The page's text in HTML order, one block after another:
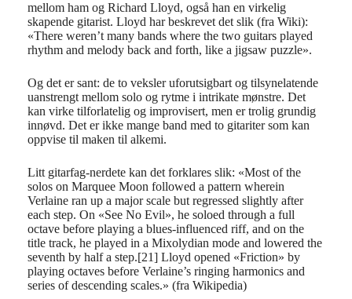
mellom ham og Richard Lloyd, også han en virkelig
skapende gitarist. Lloyd har beskrevet det slik (fra Wiki):
«There weren’t many bands where the two guitars played
rhythm and melody back and forth, like a jigsaw puzzle».
Og det er sant: de to veksler uforutsigbart og tilsynelatende
uanstrengt mellom solo og rytme i intrikate mønstre. Det
kan virke tilforlatelig og improvisert, men er trolig grundig
innøvd. Det er ikke mange band med to gitariter som kan
oppvise til maken til alkemi.
Litt gitarfag-nerdete kan det forklares slik: «Most of the
solos on Marquee Moon followed a pattern wherein
Verlaine ran up a major scale but regressed slightly after
each step. On «See No Evil», he soloed through a full
octave before playing a blues-influenced riff, and on the
title track, he played in a Mixolydian mode and lowered the
seventh by half a step.[21] Lloyd opened «Friction» by
playing octaves before Verlaine’s ringing harmonics and
series of descending scales.» (fra Wikipedia)